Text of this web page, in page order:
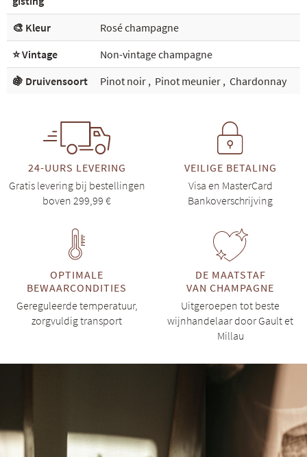
🎨 Kleur
Rosé champagne
⭐ Vintage
Non-vintage champagne
🍇 Druivensoort
Pinot noir , Pinot meunier , Chardonnay
24-UURS LEVERING
Gratis levering bij bestellingen
boven 299,99 €
VEILIGE BETALING
Visa en MasterCard
Bankoverschrijving
OPTIMALE
BEWAARCONDITIES
Gereguleerde temperatuur,
zorgvuldig transport
DE MAATSTAF
VAN CHAMPAGNE
Uitgeroepen tot beste
wijnhandelaar door Gault et
Millau